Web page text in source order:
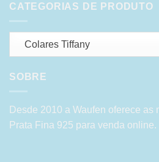
CATEGORIAS DE PRODUTO
Colares Tiffany
SOBRE
Desde 2010 a Waufen oferece as
Prata Fina 925 para venda online.